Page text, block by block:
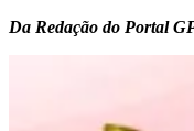
Da Redação do Portal